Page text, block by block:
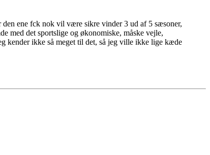
ene fck nok vil være sikre vinder 3 ud af 5 sæsoner,
med det sportslige og økonomiske, måske vejle,
kender ikke så meget til det, så jeg ville ikke lige kæde